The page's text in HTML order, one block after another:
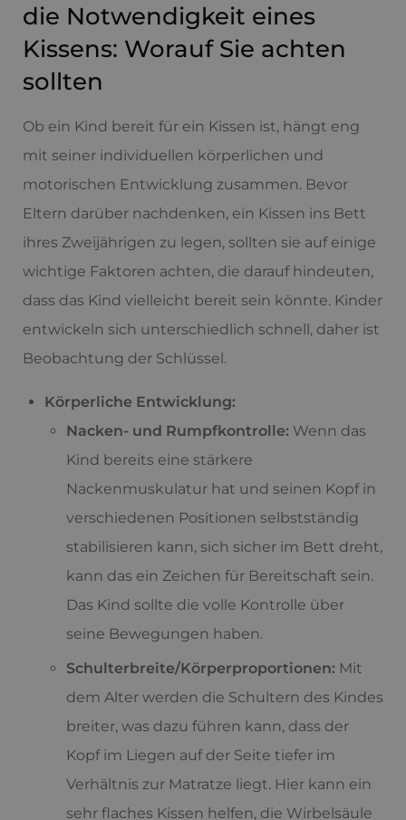
die Notwendigkeit eines
Kissens: Worauf Sie achten
sollten
Ob ein Kind bereit für ein Kissen ist, hängt eng
mit seiner individuellen körperlichen und
motorischen Entwicklung zusammen. Bevor
Eltern darüber nachdenken, ein Kissen ins Bett
ihres Zweijährigen zu legen, sollten sie auf einige
wichtige Faktoren achten, die darauf hindeuten,
dass das Kind vielleicht bereit sein könnte. Kinder
entwickeln sich unterschiedlich schnell, daher ist
Beobachtung der Schlüssel.
Körperliche Entwicklung:
Nacken- und Rumpfkontrolle: Wenn das
Kind bereits eine stärkere
Nackenmuskulatur hat und seinen Kopf in
verschiedenen Positionen selbstständig
stabilisieren kann, sich sicher im Bett dreht,
kann das ein Zeichen für Bereitschaft sein.
Das Kind sollte die volle Kontrolle über
seine Bewegungen haben.
Schulterbreite/Körperproportionen: Mit
dem Alter werden die Schultern des Kindes
breiter, was dazu führen kann, dass der
Kopf im Liegen auf der Seite tiefer im
Verhältnis zur Matratze liegt. Hier kann ein
sehr flaches Kissen helfen, die Wirbelsäule